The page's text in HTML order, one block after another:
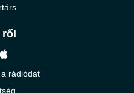
rádiódat